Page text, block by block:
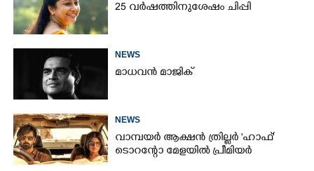
25 വർഷത്തിനുശേഷം ചിപ്പി
NEWS
മാധവൻ മാജിക്
NEWS
വാമ്പയർ ആക്ഷൻ ത്രില്ലർ 'ഹാഫ്'
ടൊറന്റോ മേളയിൽ പ്രീമിയർ